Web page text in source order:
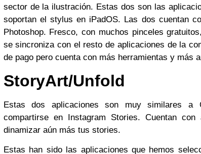
sector de la ilustración. Estas dos son las
soportan el stylus en iPadOS. Las dos cuentan
Photoshop. Fresco, con muchos pinceles
se sincroniza con el resto de aplicaciones de la
de pago pero cuenta con más herramientas y más
StoryArt/Unfold
Estas dos aplicaciones son muy similares a
compartirse en Instagram Stories. Cuentan con
dinamizar aún más tus stories.
Estas han sido las aplicaciones que hemos